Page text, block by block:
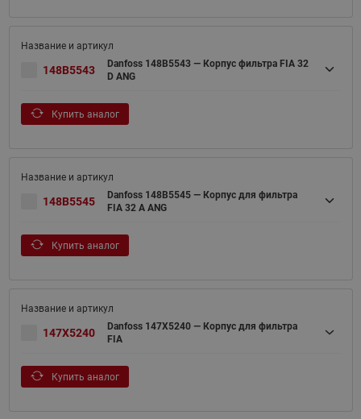
148B5543
Danfoss 148B5543 — Корпус фильтра FIA 32
D ANG
Купить аналог
148B5545
Danfoss 148B5545 — Корпус для фильтра
FIA 32 A ANG
Купить аналог
147X5240
Danfoss 147X5240 — Корпус для фильтра
FIA
Купить аналог